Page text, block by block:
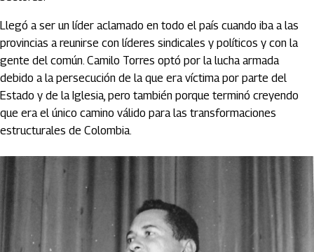
Llegó a ser un líder aclamado en todo el país cuando iba a las
provincias a reunirse con líderes sindicales y políticos y con la
gente del común. Camilo Torres optó por la lucha armada
debido a la persecución de la que era víctima por parte del
Estado y de la Iglesia, pero también porque terminó creyendo
que era el único camino válido para las transformaciones
estructurales de Colombia.